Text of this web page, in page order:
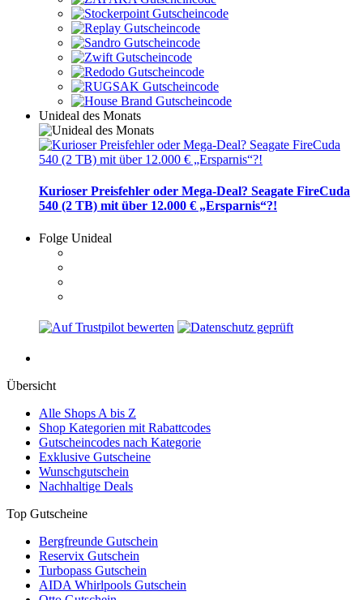
Unideal des Monats
Kurioser Preisfehler oder Mega-Deal? Seagate FireCuda
540 (2 TB) mit über 12.000 € „Ersparnis“?!
Folge Unideal
Übersicht
Alle Shops A bis Z
Shop Kategorien mit Rabattcodes
Gutscheincodes nach Kategorie
Exklusive Gutscheine
Wunschgutschein
Nachhaltige Deals
Top Gutscheine
Bergfreunde Gutschein
Reservix Gutschein
Turbopass Gutschein
AIDA Whirlpools Gutschein